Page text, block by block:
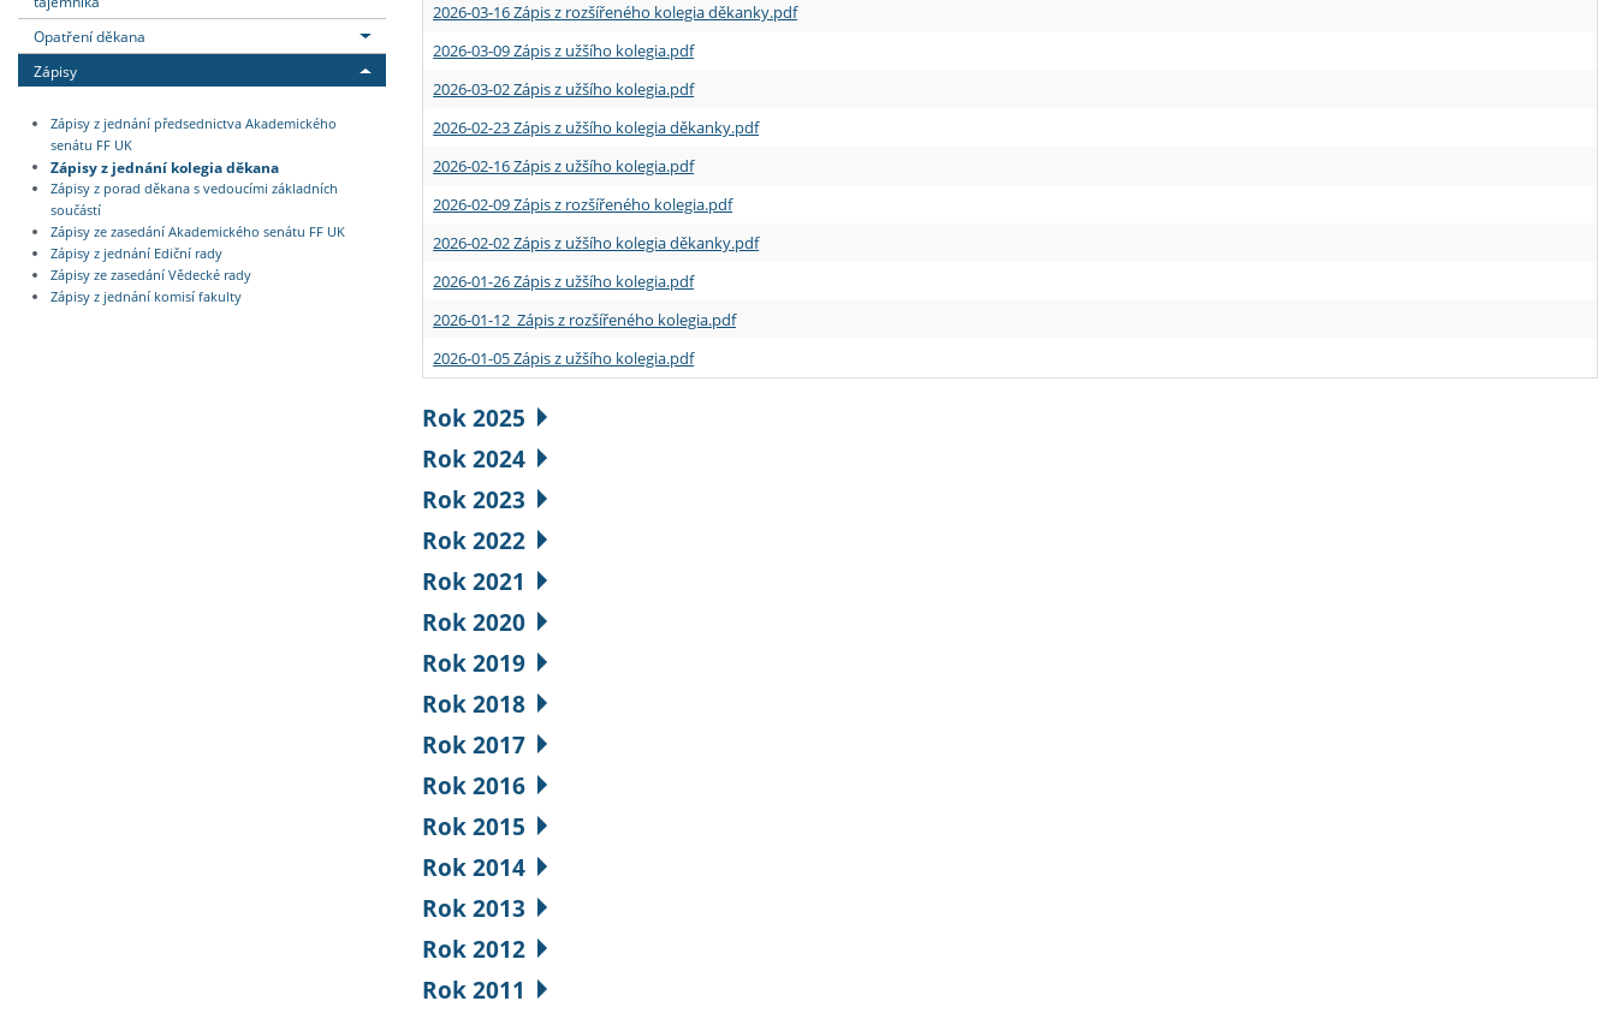
Opatření děkana
Zápisy
Zápisy z jednání předsednictva Akademického
senátu FF UK
Zápisy z jednání kolegia děkana
Zápisy z porad děkana s vedoucími základních
součástí
Zápisy ze zasedání Akademického senátu FF UK
Zápisy z jednání Ediční rady
Zápisy ze zasedání Vědecké rady
Zápisy z jednání komisí fakulty
2026-03-16 Zápis z rozšířeného kolegia děkanky.pdf
2026-03-09 Zápis z užšího kolegia.pdf
2026-03-02 Zápis z užšího kolegia.pdf
2026-02-23 Zápis z užšího kolegia děkanky.pdf
2026-02-16 Zápis z užšího kolegia.pdf
2026-02-09 Zápis z rozšířeného kolegia.pdf
2026-02-02 Zápis z užšího kolegia děkanky.pdf
2026-01-26 Zápis z užšího kolegia.pdf
2026-01-12 Zápis z rozšířeného kolegia.pdf
2026-01-05 Zápis z užšího kolegia.pdf
Rok 2025
Rok 2024
Rok 2023
Rok 2022
Rok 2021
Rok 2020
Rok 2019
Rok 2018
Rok 2017
Rok 2016
Rok 2015
Rok 2014
Rok 2013
Rok 2012
Rok 2011